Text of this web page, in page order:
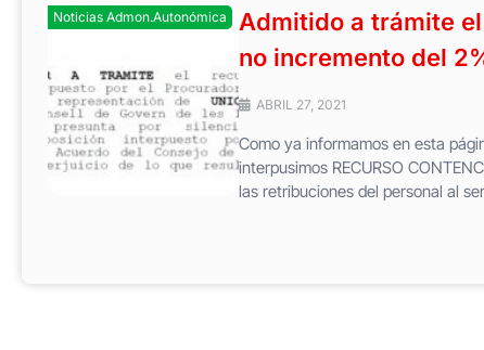
Noticias Admon.Autonómica
Admitido a trámite
no incremento del
ABRIL 27, 2021
Como ya informamos en esta
interpusimos RECURSO
las retribuciones del personal al